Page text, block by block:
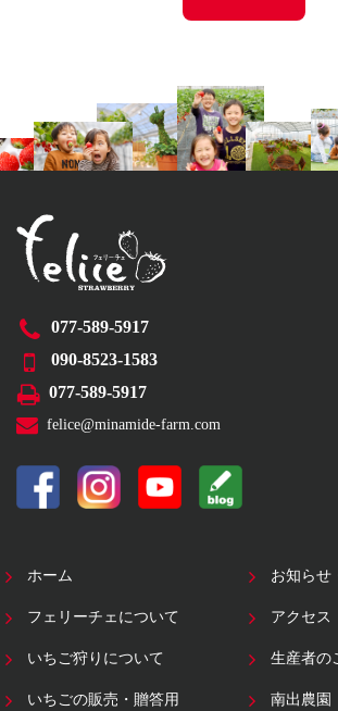
077-589-5917
090-8523-1583
077-589-5917
felice@minamide-farm.com
ホーム
フェリーチェについて
いちご狩りについて
いちごの販売・贈答用
お知らせ
アクセス
生産者の
南出農園